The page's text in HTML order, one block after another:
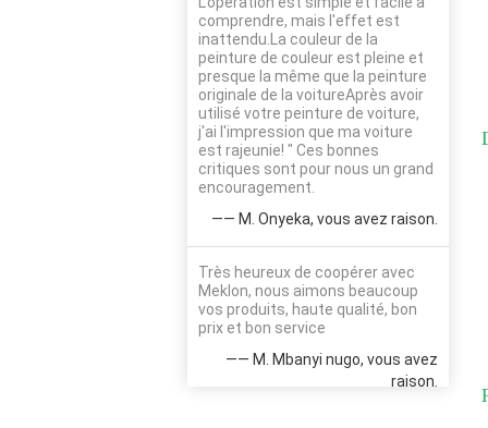
comprendre, mais l'effet est
inattendu.La couleur de la
peinture de couleur est pleine et
presque la même que la peinture
originale de la voitureAprès avoir
utilisé votre peinture de voiture,
j'ai l'impression que ma voiture
est rajeunie! " Ces bonnes
critiques sont pour nous un grand
encouragement.
—— M. Onyeka, vous avez raison.
Très heureux de coopérer avec
Meklon, nous aimons beaucoup
vos produits, haute qualité, bon
prix et bon service
—— M. Mbanyi nugo, vous avez
raison.